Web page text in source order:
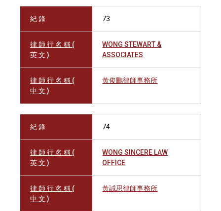
紀 錄 73
律 師 行 名 稱 (
英 文 )
WONG STEWART &
ASSOCIATES
律 師 行 名 稱 (
中 文 )
黃俊鵬律師事務所
紀 錄 74
律 師 行 名 稱 (
英 文 )
WONG SINCERE LAW
OFFICE
律 師 行 名 稱 (
中 文 )
黃誠思律師事務所